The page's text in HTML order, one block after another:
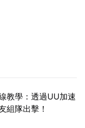
教學：透過UU加速
組隊出擊！